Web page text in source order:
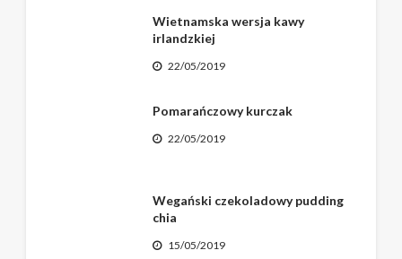
Wietnamska wersja kawy
irlandzkiej
22/05/2019
Pomarańczowy kurczak
22/05/2019
Wegański czekoladowy pudding
chia
15/05/2019